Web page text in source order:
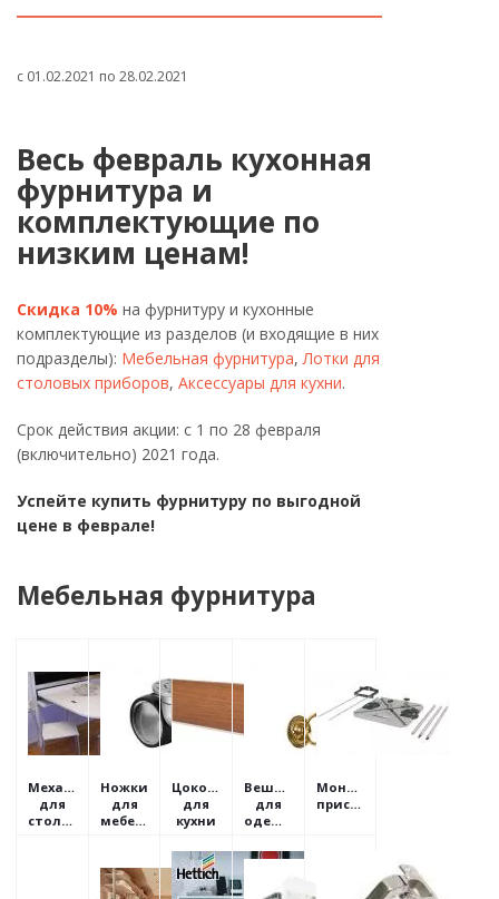
с 01.02.2021 по 28.02.2021
Весь февраль кухонная
фурнитура и
комплектующие по
низким ценам!
Cкидка 10% на фурнитуру и кухонные
комплектующие из разделов (и входящие в них
подразделы): Мебельная фурнитура,Лотки для
столовых приборов, Аксессуары для кухни.
Срок действия акции: с 1 по 28 февраля
(включительно) 2021 года.
Успейте купить фурнитуру по выгодной
цене в феврале!
Мебельная фурнитура
Механизмы
для
столов
Ножки
для
мебели
Цоколи
для
кухни
Вешалки
для
одежды
Монтажные
приспособления